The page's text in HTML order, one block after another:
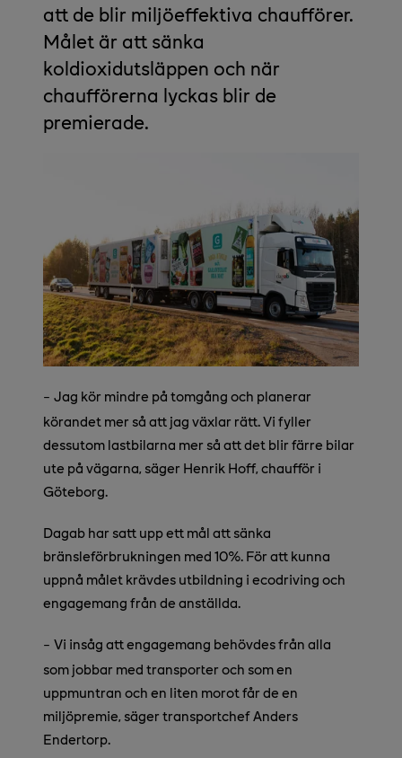
att de blir miljöeffektiva chaufförer.
Målet är att sänka
koldioxidutsläppen och när
chaufförerna lyckas blir de
premierade.
– Jag kör mindre på tomgång och planerar
körandet mer så att jag växlar rätt. Vi fyller
dessutom lastbilarna mer så att det blir färre bilar
ute på vägarna, säger Henrik Hoff, chaufför i
Göteborg.
Dagab har satt upp ett mål att sänka
bränsleförbrukningen med 10%. För att kunna
uppnå målet krävdes utbildning i ecodriving och
engagemang från de anställda.
– Vi insåg att engagemang behövdes från alla
som jobbar med transporter och som en
uppmuntran och en liten morot får de en
miljöpremie, säger transportchef Anders
Endertorp.